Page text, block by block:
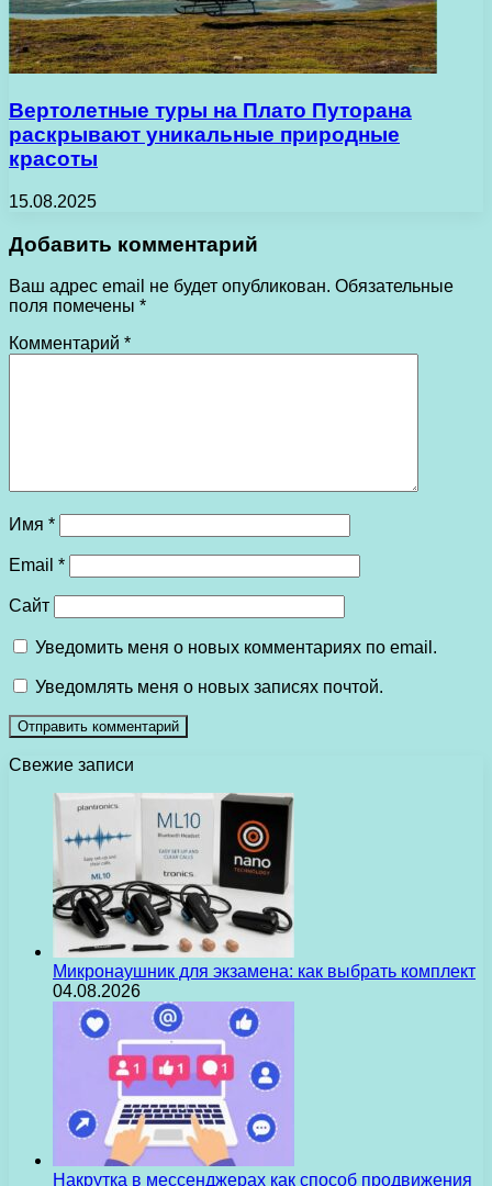
Вертолетные туры на Плато Путорана
раскрывают уникальные природные
красоты
15.08.2025
Добавить комментарий
Ваш адрес email не будет опубликован. Обязательные
поля помечены *
Комментарий *
Имя *
Email *
Сайт
Уведомить меня о новых комментариях по email.
Уведомлять меня о новых записях почтой.
Свежие записи
Микронаушник для экзамена: как выбрать комплект
04.08.2026
Накрутка в мессенджерах как способ продвижения